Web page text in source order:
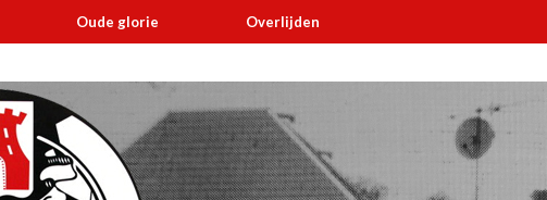
Oude glorie Overlijden